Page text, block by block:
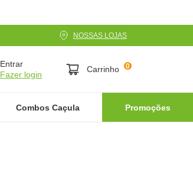
NOSSAS LOJAS
Entrar
Carrinho 0
Combos Caçula Promoções